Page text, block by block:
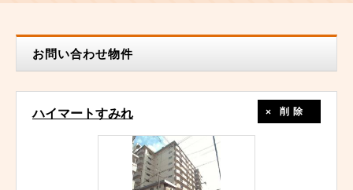
お問い合わせ物件
ハイマートすみれ 削除